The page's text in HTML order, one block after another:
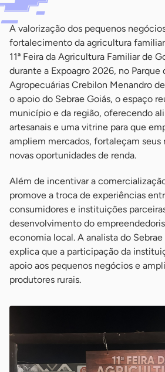
A valorização dos pequenos
fortalecimento da agricultura
11ª Feira da Agricultura Familiar de
durante a Expoagro 2026, no Parque
Agropecuárias Crebilon Menandro
o apoio do Sebrae Goiás, o espaço
município e da região, oferecendo
artesanais e uma vitrine para que
ampliem mercados, fortaleçam seus
novas oportunidades de renda.
Além de incentivar a
promove a troca de experiências
consumidores e instituições
desenvolvimento do
economia local. A analista do Sebrae
explica que a participação da
apoio aos pequenos negócios e
produtores rurais.